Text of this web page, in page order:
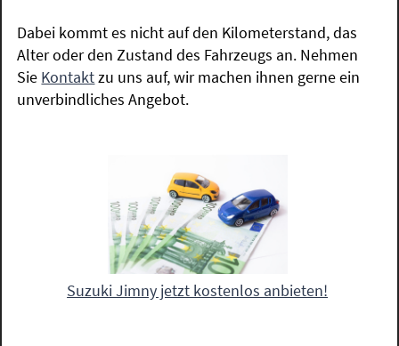
Dabei kommt es nicht auf den Kilometerstand, das
Alter oder den Zustand des Fahrzeugs an. Nehmen
Sie Kontaktzu uns auf, wir machen ihnen gerne ein
unverbindliches Angebot.
Suzuki Jimny jetzt kostenlos anbieten!